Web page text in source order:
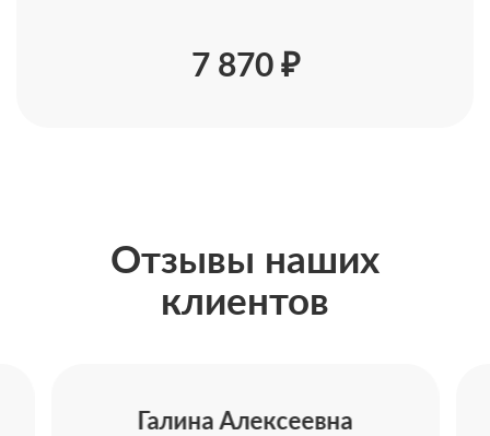
7 870 ₽
Отзывы наших
клиентов
Галина Алексеевна